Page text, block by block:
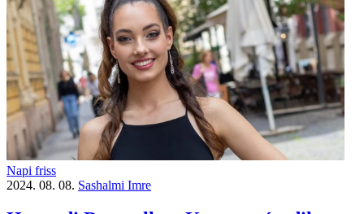
Napi friss
2024. 08. 08. Sashalmi Imre